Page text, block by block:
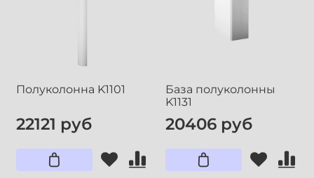
Полуколонна K1101
22121 руб
База полуколонны
K1131
20406 руб